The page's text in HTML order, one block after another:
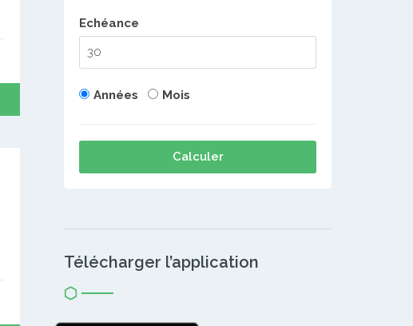
Echéance
Années Mois
Calculer
Télécharger l’application